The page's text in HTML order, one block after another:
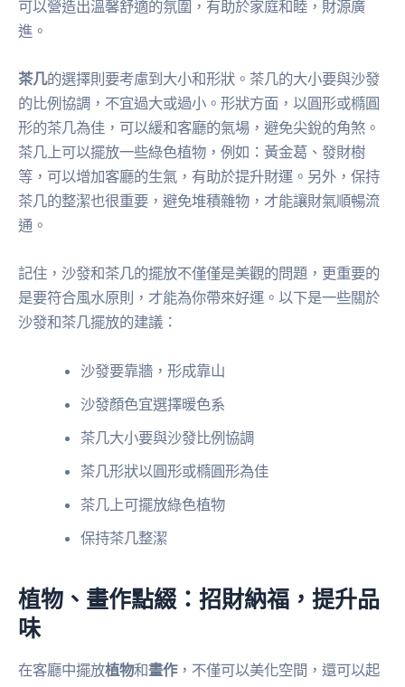
可以營造出溫馨舒適的氛圍，有助於家庭和睦，財源廣
進。
茶几的選擇則要考慮到大小和形狀。茶几的大小要與沙發
的比例協調，不宜過大或過小。形狀方面，以圓形或橢圓
形的茶几為佳，可以緩和客廳的氣場，避免尖銳的角煞。
茶几上可以擺放一些綠色植物，例如：黃金葛、發財樹
等，可以增加客廳的生氣，有助於提升財運。另外，保持
茶几的整潔也很重要，避免堆積雜物，才能讓財氣順暢流
通。
記住，沙發和茶几的擺放不僅僅是美觀的問題，更重要的
是要符合風水原則，才能為你帶來好運。以下是一些關於
沙發和茶几擺放的建議：
沙發要靠牆，形成靠山
沙發顏色宜選擇暖色系
茶几大小要與沙發比例協調
茶几形狀以圓形或橢圓形為佳
茶几上可擺放綠色植物
保持茶几整潔
植物、畫作點綴：招財納福，提升品
味
在客廳中擺放植物和畫作，不僅可以美化空間，還可以起